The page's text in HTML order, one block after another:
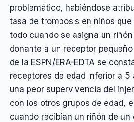
problemático, habiéndose
tasa de trombosis en niños
todo cuando se asigna un
donante a un receptor pequeño
de la ESPN/ERA-EDTA se
receptores de edad inferior a 5
una peor supervivencia del
con los otros grupos de edad,
cuando recibían un riñón de un